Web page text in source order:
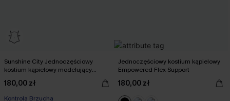
Sunshine City Jednoczęściowy
kostium kąpielowy modelujący
180,00 zł
Kontrola Brzucha
Jednoczęściowy kostium kąpielowy
Empowered Flex Support
180,00 zł